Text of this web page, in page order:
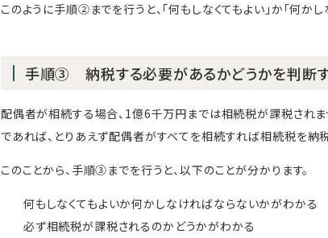
このように手順②までを行うと、「何もしなくてもよい」か「何か
手順③ 納税する必要があるかどうかを判断
配偶者が相続する場合、1億6千万円までは相続税が課税され
であれば、とりあえず配偶者がすべてを相続すれば相続税を納
このことから、手順③までを行うと、以下のことが分かります。
何もしなくてもよいか何かしなければならないかがわかる
必ず相続税が課税されるのかどうかがわかる